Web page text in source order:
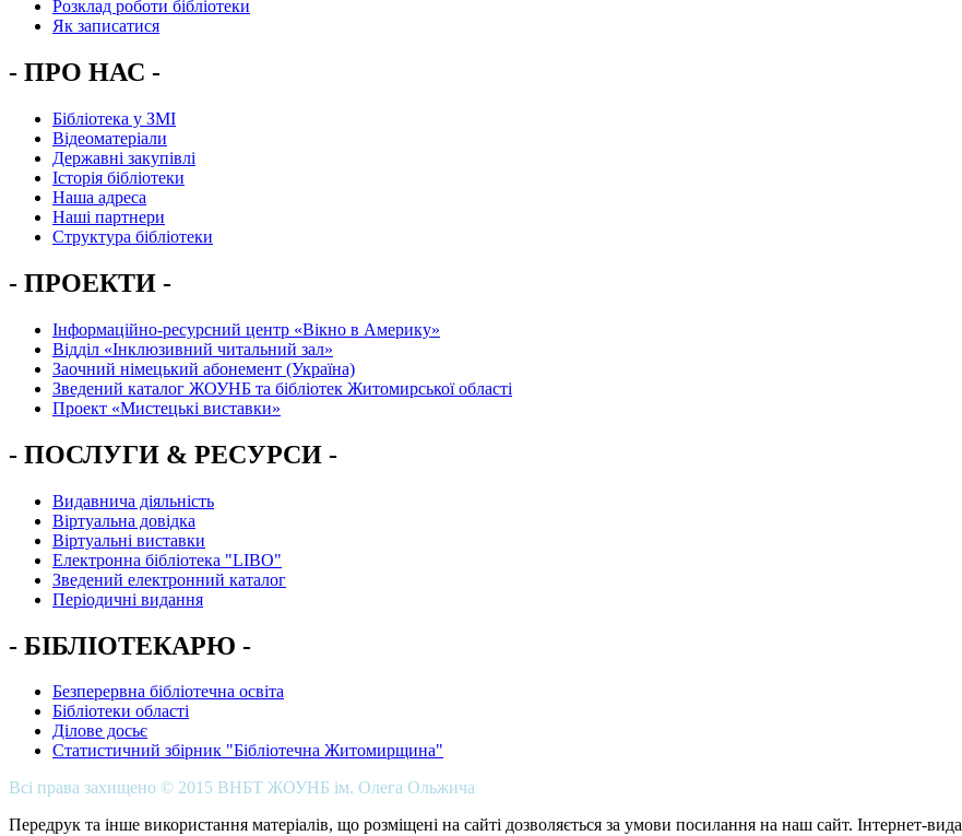
Розклад роботи бібліотеки
Як записатися
- ПРО НАС -
Бібліотека у ЗМІ
Відеоматеріали
Державні закупівлі
Історія бібліотеки
Наша адреса
Наші партнери
Структура бібліотеки
- ПРОЕКТИ -
Інформаційно-ресурсний центр «Вікно в Америку»
Вiддiл «Інклюзивний читальний зал»
Заочний німецький абонемент (Україна)
Зведений каталог ЖОУНБ та бібліотек Житомирської області
Проект «Мистецькі виставки»
- ПОСЛУГИ & РЕСУРСИ -
Видавнича діяльність
Віртуальна довідка
Віртуальні виставки
Електронна бібліотека "LIBO"
Зведений електронний каталог
Періодичні видання
- БІБЛІОТЕКАРЮ -
Безперервна бібліотечна освіта
Бібліотеки області
Ділове досьє
Статистичний збірник "Бібліотечна Житомирщина"
Всі права захищено © 2015 ВНБТ ЖОУНБ ім. Олега Ольжича
Передрук та інше використання матеріалів, що розміщені на сайті дозволяється за умови посилання на наш сайт. Інтернет-